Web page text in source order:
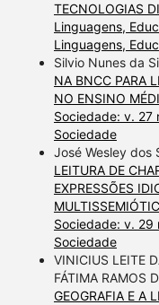
TECNOLOGIAS
Linguagens,
Linguagens,
Silvio Nunes da
NA BNCC PARA
NO ENSINO
Sociedade: v. 27
Sociedade
José Wesley dos
LEITURA DE
EXPRESSÕES
Sociedade: v. 29
Sociedade
VINICIUS LEITE
FÁTIMA RAMOS
GEOGRAFIA E A